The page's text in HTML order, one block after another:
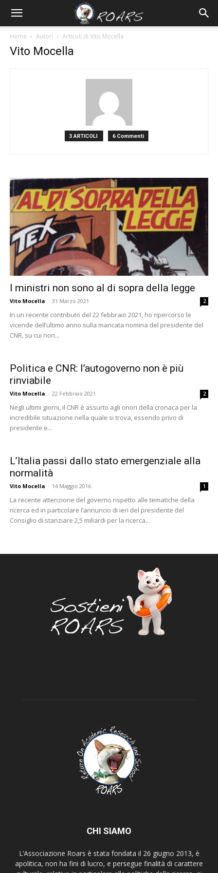
Home Autori Articoli di Vito Mocella
Vito Mocella
3 ARTICOLI 6 Commenti
I ministri non sono al di sopra della legge
Vito Mocella - 31 Marzo 2021 2
In un recente contributo del 22 febbraio 2021, ho ripercorso le
vicende dell’ultimo anno sulla mancata nomina del presidente del
CNR, su cui non...
Politica e CNR: l’autogoverno non è più
rinviabile
Vito Mocella - 22 Febbraio 2021 2
Negli ultimi giorni, il CNR è assurto agli onori della cronaca per la
incredibile situazione nella quale si trova, essendo privo di
presidente e...
L’Italia passi dallo stato emergenziale alla
normalità
Vito Mocella - 14 Maggio 2016 1
La recente attenzione del governo rispetto alle tematiche della
ricerca ed in particolare l’annuncio di ieri del presidente del
Consiglio di stanziare 2,5 miliardi per la ricerca...
CHI SIAMO
L’Associazione Roars è stata fondata il 26 giugno 2013, è
apolitica, non ha fini di lucro, e persegue finalità di carattere